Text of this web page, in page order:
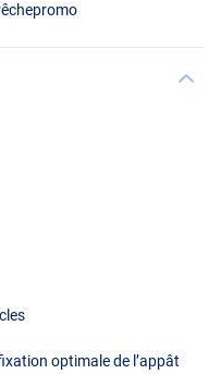
optimale de l’appât